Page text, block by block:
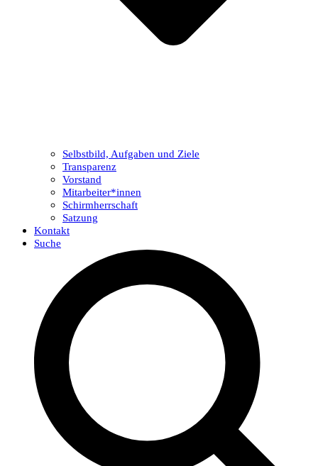
Selbstbild, Aufgaben und Ziele
Transparenz
Vorstand
Mitarbeiter*innen
Schirmherrschaft
Satzung
Kontakt
Suche